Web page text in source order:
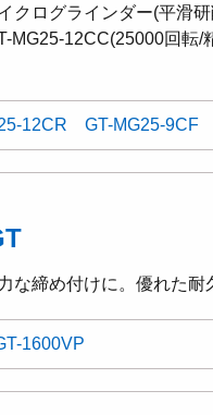
クログラインダー(平滑
MG25-12CC(25000回転/
12CR GT-MG25-9CF
締め付けに。優れた耐
1600VP